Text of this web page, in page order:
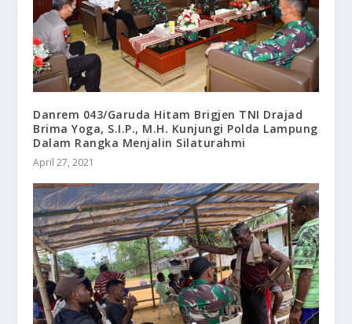
Danrem 043/Garuda Hitam Brigjen TNI Drajad
Brima Yoga, S.I.P., M.H. Kunjungi Polda Lampung
Dalam Rangka Menjalin Silaturahmi
April 27, 2021